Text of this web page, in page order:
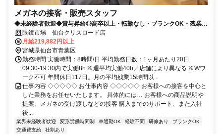
メガネの接客・販売スタッフ
◆未経験者歓迎◆賞与昇給◎高卒以上・転勤なし・ブランクOK・残業少
なめ・業界No1！
眼鏡市場 仙台クリスロード店
月給219,882円以上
宮城県仙台市青葉区
勤務時間 実働時間：8時間/日 平均勤務日数：1ヶ月あたり20日
09:30-19:30内で実働8h ※週平均実働40h／店舗により異なる ※Wワ
ーク不可 年間休日117日。月の平均残業15時間以...
仕事内容 ◇◇◇◇◇ お仕事内容 ◇◇◇◇◇ お客様への接客を中心と
した業務をお任せいたします。 具体的には… お客様への商品説明や
提案、メガネの受け渡しなどの接客 購入までのサポート、また入社
後...
業界未経験者歓迎 変形労働時間制 車通勤OK 経験不問 研修あり
ブランクOK
交通費支給
社割あり